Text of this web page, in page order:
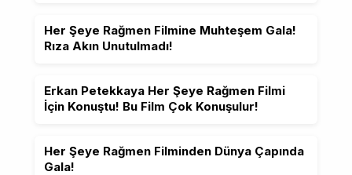
Her Şeye Rağmen Filmine Muhteşem Gala!
Rıza Akın Unutulmadı!
Erkan Petekkaya Her Şeye Rağmen Filmi
İçin Konuştu! Bu Film Çok Konuşulur!
Her Şeye Rağmen Filminden Dünya Çapında
Gala!